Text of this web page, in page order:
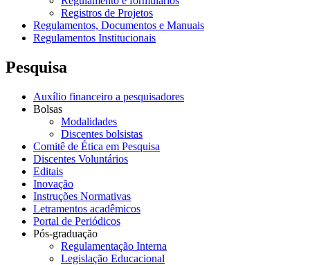
Registros de Projetos
Regulamentos, Documentos e Manuais
Regulamentos Institucionais
Pesquisa
Auxílio financeiro a pesquisadores
Bolsas
Modalidades
Discentes bolsistas
Comitê de Ética em Pesquisa
Discentes Voluntários
Editais
Inovação
Instruções Normativas
Letramentos acadêmicos
Portal de Periódicos
Pós-graduação
Regulamentação Interna
Legislação Educacional